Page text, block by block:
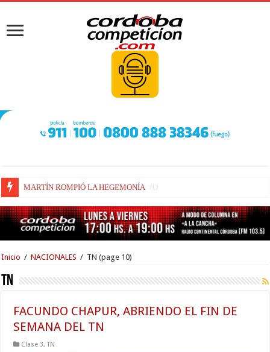
VIVIAN DOMINÓ EL PRIMER ENSAYO
Inicio / NACIONALES / TN (page 10)
TN
FACUNDO CHAPUR, ABRIENDO EL FIN DE
SEMANA DEL TN
Clase 3,TN